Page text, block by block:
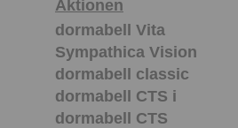
Aktionen
dormabell Vita
Sympathica Vision
dormabell classic
dormabell CTS i
dormabell CTS